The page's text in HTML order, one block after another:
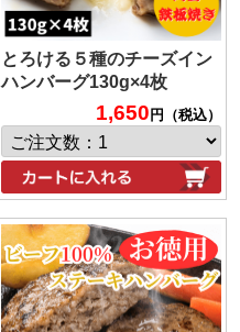
とろける５種のチーズイン
ハンバーグ130g×4枚
1,650 円（税込）